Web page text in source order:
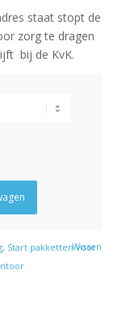
staat stopt de
zorg te dragen
bij de KvK.
Wissen
, Start pakketten voor